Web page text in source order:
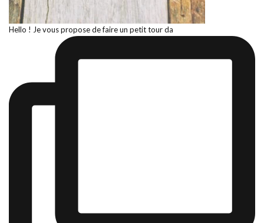
Hello ! Je vous propose de faire un petit tour da